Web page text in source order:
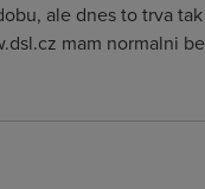
ale dnes to trva
mam normalni